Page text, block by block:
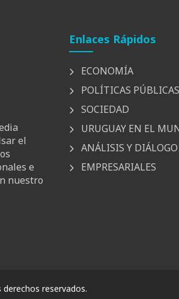
el
e
nuestro
Enlaces Rápidos
ECONOMÍA
POLÍTICAS PÚBLICAS
SOCIEDAD
URUGUAY EN EL
ANÁLISIS Y DIÁLOGO
EMPRESARIALES
reservados.